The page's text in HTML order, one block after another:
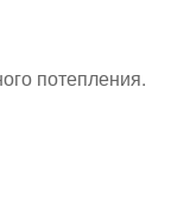
потепления.